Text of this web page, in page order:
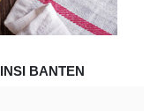
BANTEN